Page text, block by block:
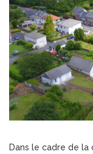
Dans le cadre de la